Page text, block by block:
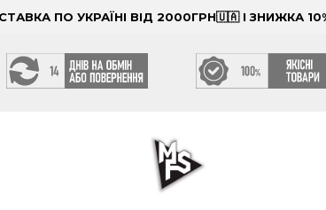
ПО УКРАЇНІ ВІД 2000ГРН🇺🇦 І ЗНИЖКА